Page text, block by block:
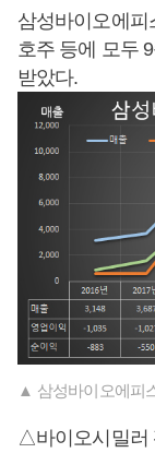
삼성바이오에피
호주 등에 모두
받았다.
▲ 삼성바이오에피
△바이오시밀러